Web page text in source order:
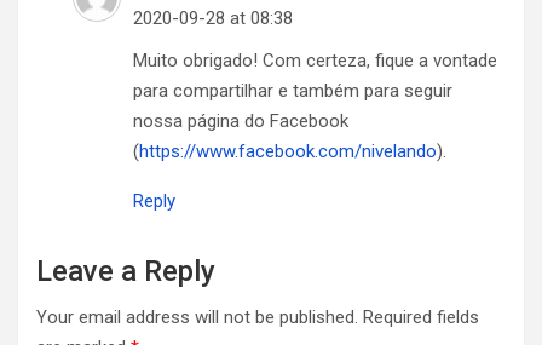
2020-09-28 at 08:38
Muito obrigado! Com certeza, fique a vontade
para compartilhar e também para seguir
nossa página do Facebook
(https://www.facebook.com/nivelando).
Reply
Leave a Reply
Your email address will not be published. Required fields